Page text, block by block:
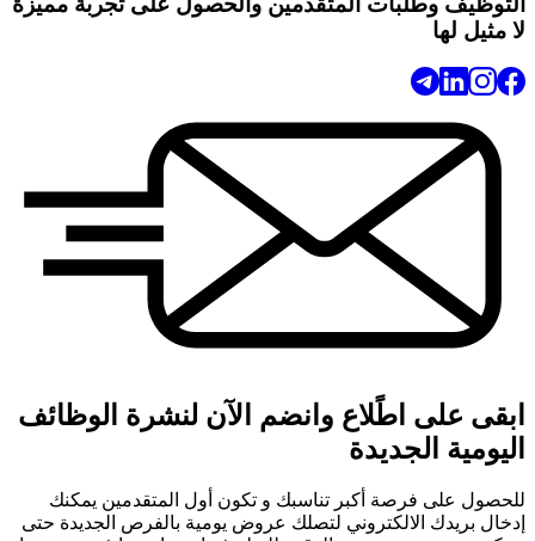
لا مثيل لها
ابقى على اطًلاع وانضم الآن لنشرة الوظائف
اليومية الجديدة
للحصول على فرصة أكبر تناسبك و تكون أول المتقدمين يمكنك
إدخال بريدك الالكتروني لتصلك عروض يومية بالفرص الجديدة حتى